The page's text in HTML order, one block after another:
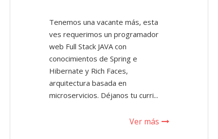
Tenemos una vacante más, esta
ves requerimos un programador
web Full Stack JAVA con
conocimientos de Spring e
Hibernate y Rich Faces,
arquitectura basada en
microservicios. Déjanos tu curri...
Ver más- Oferta de